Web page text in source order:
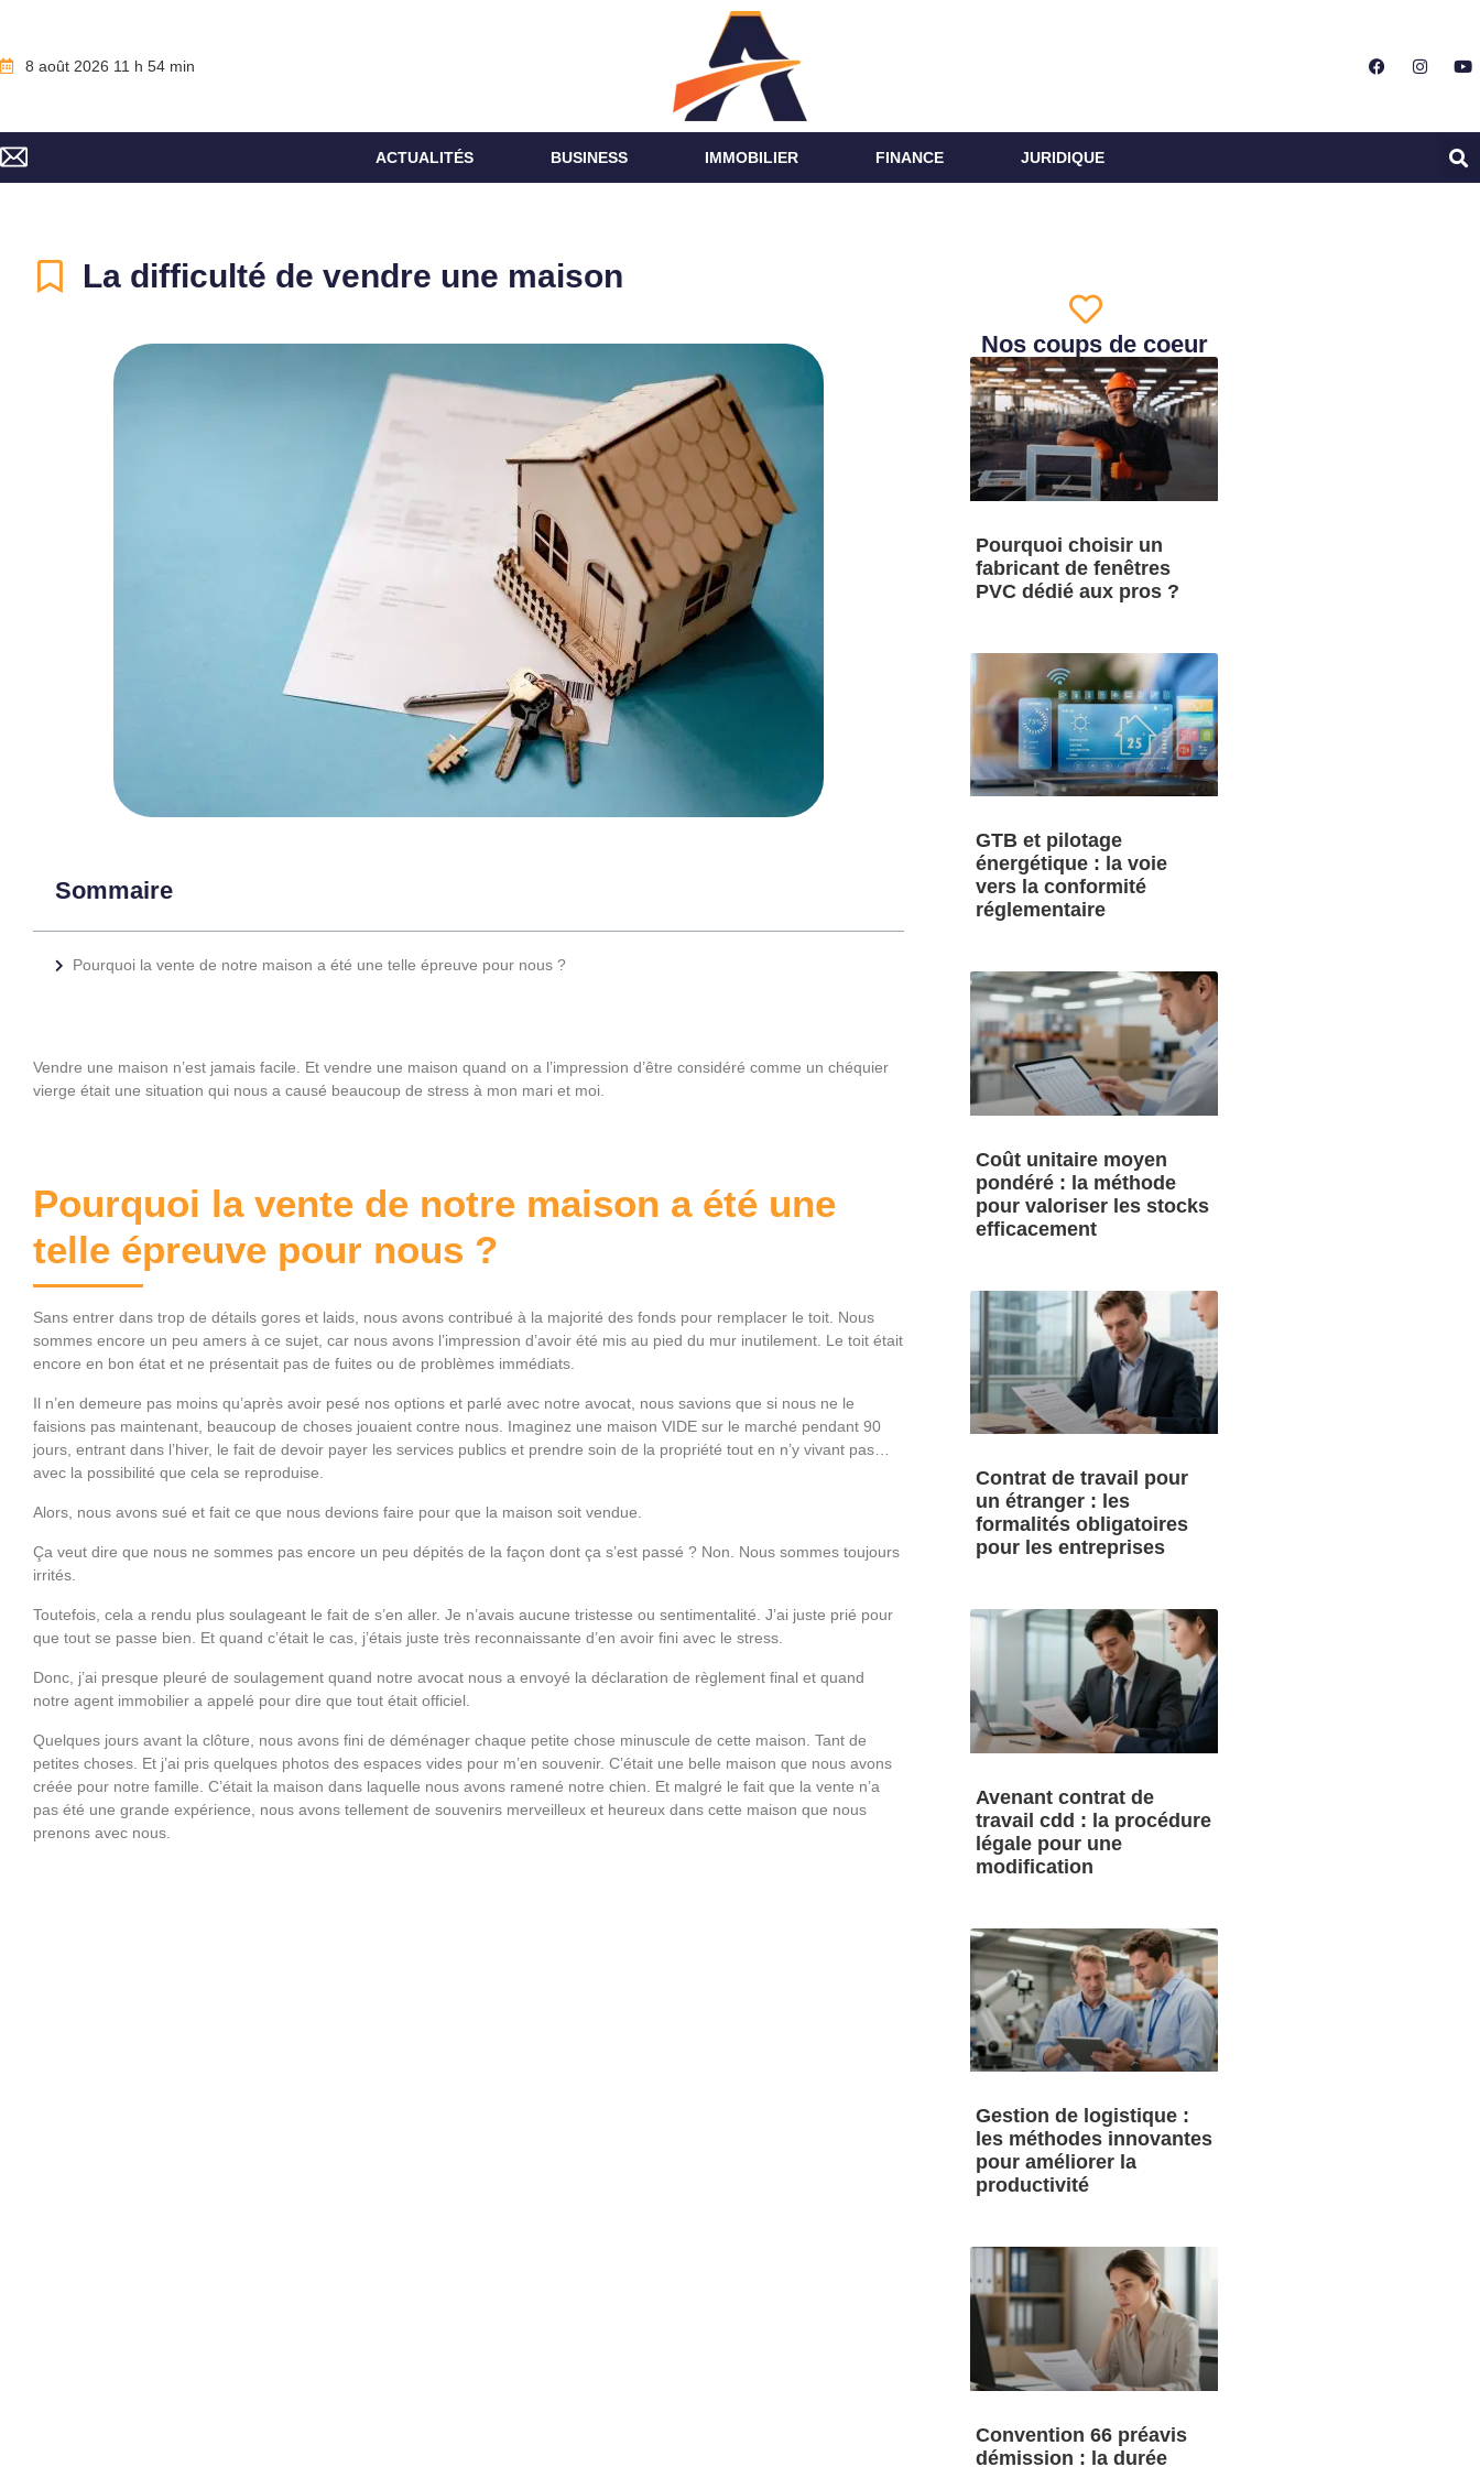
8 août 2026 11 h 54 min
ACTUALITÉS BUSINESS IMMOBILIER FINANCE JURIDIQUE
La difficulté de vendre une maison
Sommaire
Pourquoi la vente de notre maison a été une telle épreuve pour nous ?
Vendre une maison n’est jamais facile. Et vendre une maison quand on a l’impression d’être considéré comme un chéquier
vierge était une situation qui nous a causé beaucoup de stress à mon mari et moi.
Pourquoi la vente de notre maison a été une
telle épreuve pour nous ?
Sans entrer dans trop de détails gores et laids, nous avons contribué à la majorité des fonds pour remplacer le toit. Nous
sommes encore un peu amers à ce sujet, car nous avons l’impression d’avoir été mis au pied du mur inutilement. Le toit était
encore en bon état et ne présentait pas de fuites ou de problèmes immédiats.
Il n’en demeure pas moins qu’après avoir pesé nos options et parlé avec notre avocat, nous savions que si nous ne le
faisions pas maintenant, beaucoup de choses jouaient contre nous. Imaginez une maison VIDE sur le marché pendant 90
jours, entrant dans l’hiver, le fait de devoir payer les services publics et prendre soin de la propriété tout en n’y vivant pas…
avec la possibilité que cela se reproduise.
Alors, nous avons sué et fait ce que nous devions faire pour que la maison soit vendue.
Ça veut dire que nous ne sommes pas encore un peu dépités de la façon dont ça s’est passé ? Non. Nous sommes toujours
irrités.
Toutefois, cela a rendu plus soulageant le fait de s’en aller. Je n’avais aucune tristesse ou sentimentalité. J’ai juste prié pour
que tout se passe bien. Et quand c’était le cas, j’étais juste très reconnaissante d’en avoir fini avec le stress.
Donc, j’ai presque pleuré de soulagement quand notre avocat nous a envoyé la déclaration de règlement final et quand
notre agent immobilier a appelé pour dire que tout était officiel.
Quelques jours avant la clôture, nous avons fini de déménager chaque petite chose minuscule de cette maison. Tant de
petites choses. Et j’ai pris quelques photos des espaces vides pour m’en souvenir. C’était une belle maison que nous avons
créée pour notre famille. C’était la maison dans laquelle nous avons ramené notre chien. Et malgré le fait que la vente n’a
pas été une grande expérience, nous avons tellement de souvenirs merveilleux et heureux dans cette maison que nous
prenons avec nous.
Nos coups de coeur
Pourquoi choisir un
fabricant de fenêtres
PVC dédié aux pros ?
GTB et pilotage
énergétique : la voie
vers la conformité
réglementaire
Coût unitaire moyen
pondéré : la méthode
pour valoriser les stocks
efficacement
Contrat de travail pour
un étranger : les
formalités obligatoires
pour les entreprises
Avenant contrat de
travail cdd : la procédure
légale pour une
modification
Gestion de logistique :
les méthodes innovantes
pour améliorer la
productivité
Convention 66 préavis
démission : la durée